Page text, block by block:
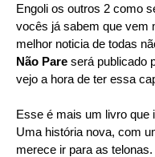
Engoli os outros 2 como
vocês já sabem que vem
melhor noticia de todas
Não Pare será publicado
vejo a hora de ter essa
Esse é mais um livro que
Uma história nova, com
merece ir para as telonas.